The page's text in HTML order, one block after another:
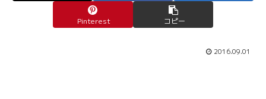
Pinterest コピー
2016.09.01